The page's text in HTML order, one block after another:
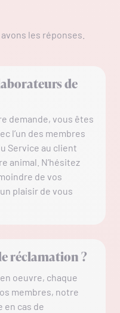
les réponses.
de
demande, vous êtes
l’un des membres
Service au client
animal. N’hésitez
de vos
plaisir de vous
réclamation ?
oeuvre, chaque
membres, notre
en cas de